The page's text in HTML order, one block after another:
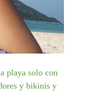
playa solo con
y bikinis y